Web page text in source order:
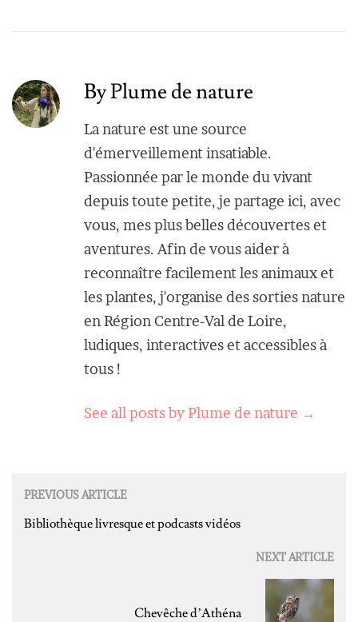
By Plume de nature
La nature est une source
d'émerveillement insatiable.
Passionnée par le monde du vivant
depuis toute petite, je partage ici, avec
vous, mes plus belles découvertes et
aventures. Afin de vous aider à
reconnaître facilement les animaux et
les plantes, j'organise des sorties nature
en Région Centre-Val de Loire,
ludiques, interactives et accessibles à
tous !
See all posts by Plume de nature →
Post
navigation
PREVIOUS ARTICLE
Bibliothèque livresque et podcasts vidéos
NEXT ARTICLE
Chevêche d’Athéna